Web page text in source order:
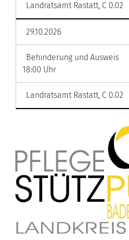
Landratsamt Rastatt, C 0.02
29.10.2026
Behinderung und Ausweis
18:00 Uhr
Landratsamt Rastatt, C 0.02